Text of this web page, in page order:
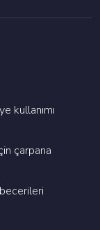
kullanimi
çarpana